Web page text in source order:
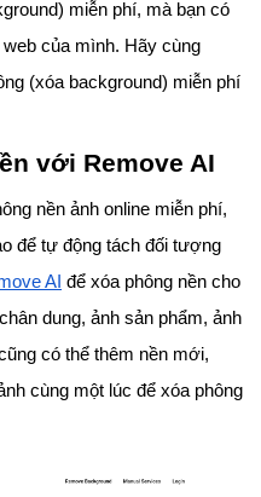
miễn phí, mà bạn có
của mình. Hãy cùng
(xóa background) miễn phí
với Remove AI
nền ảnh online miễn phí,
để tự động tách đối tượng
AI để xóa phông nền cho
dung, ảnh sản phẩm, ảnh
có thể thêm nền mới,
cùng một lúc để xóa phông